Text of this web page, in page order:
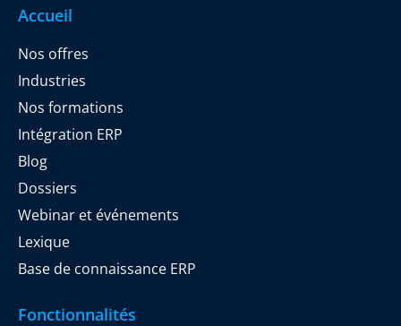
Accueil
Nos offres
Industries
Nos formations
Intégration ERP
Blog
Dossiers
Webinar et événements
Lexique
Base de connaissance ERP
Fonctionnalités